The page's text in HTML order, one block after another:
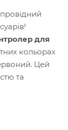
для
кольорах
Цей
та